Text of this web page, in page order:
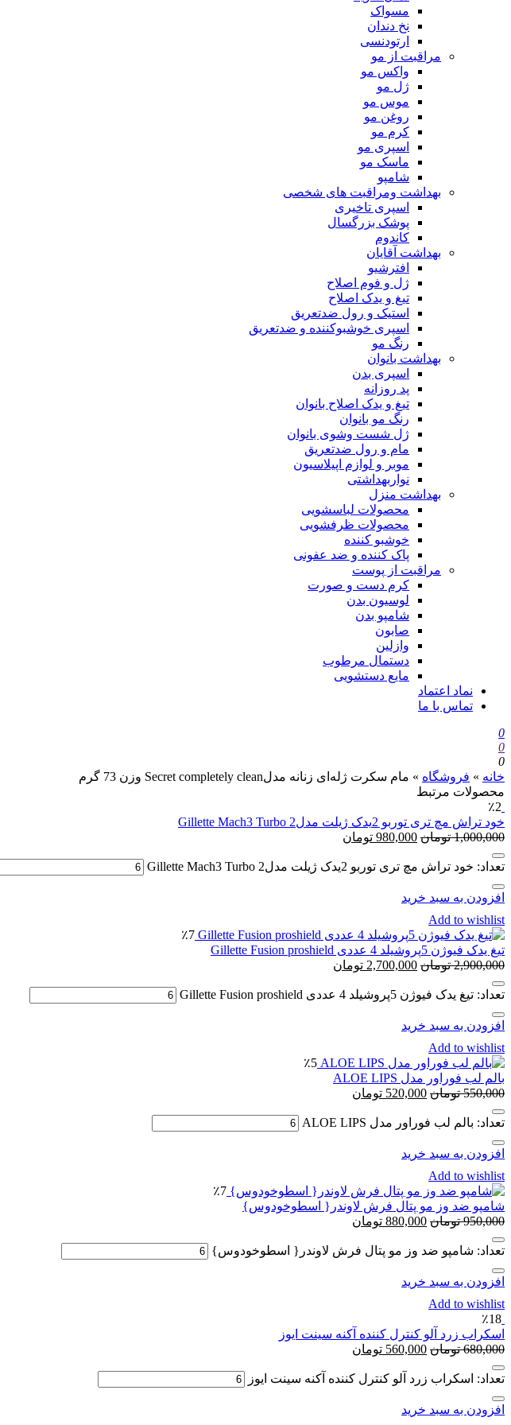
مسواک
نخ دندان
ارتودنسی
مراقبت از مو
واکس مو
ژل مو
موس مو
روغن مو
کرم مو
اسپری مو
ماسک مو
شامپو
بهداشت ومراقبت های شخصی
اسپری تاخیری
پوشک بزرگسال
کاندوم
بهداشت آقایان
افترشیو
ژل و فوم اصلاح
تیغ و یدک اصلاح
استیک و رول ضدتعریق
اسپری خوشبوکننده و ضدتعریق
رنگ مو
بهداشت بانوان
اسپری بدن
پد روزانه
تیغ و یدک اصلاح بانوان
رنگ مو بانوان
ژل شست وشوی بانوان
مام و رول ضدتعریق
موبر و لوازم اپیلاسیون
نواربهداشتی
بهداشت منزل
محصولات لباسشویی
محصولات ظرفشویی
خوشبو کننده
پاک کننده و ضد عفونی
مراقبت از پوست
کرم دست و صورت
لوسیون بدن
شامپو بدن
صابون
وازلین
دستمال مرطوب
مایع دستشویی
نماد اعتماد
تماس با ما
0
0
0
خانه » فروشگاه » مام سکرت ژله‌ای زنانه مدلSecret completely clean وزن 73 گرم
محصولات مرتبط
٪2
خود تراش مچ تری توربو 2یدک ژیلت مدل2 Gillette Mach3 Turbo
1,000,000 تومان 980,000 تومان
تعداد: خود تراش مچ تری توربو 2یدک ژیلت مدل2 Gillette Mach3 Turbo
افزودن به سبد خرید
Add to wishlist
٪7
تیغ یدک فیوژن 5پروشیلد 4 عددی Gillette Fusion proshield
2,900,000 تومان 2,700,000 تومان
تعداد: تیغ یدک فیوژن 5پروشیلد 4 عددی Gillette Fusion proshield
افزودن به سبد خرید
Add to wishlist
٪5
بالم لب فوراور مدل ALOE LIPS
550,000 تومان 520,000 تومان
تعداد: بالم لب فوراور مدل ALOE LIPS
افزودن به سبد خرید
Add to wishlist
٪7
شامپو ضد وز مو پتال فرش لاوندر{ اسطوخودوس}
950,000 تومان 880,000 تومان
تعداد: شامپو ضد وز مو پتال فرش لاوندر{ اسطوخودوس}
افزودن به سبد خرید
Add to wishlist
٪18
اسکراب زرد آلو کنترل کننده آکنه سینت ایوز
680,000 تومان 560,000 تومان
تعداد: اسکراب زرد آلو کنترل کننده آکنه سینت ایوز
افزودن به سبد خرید